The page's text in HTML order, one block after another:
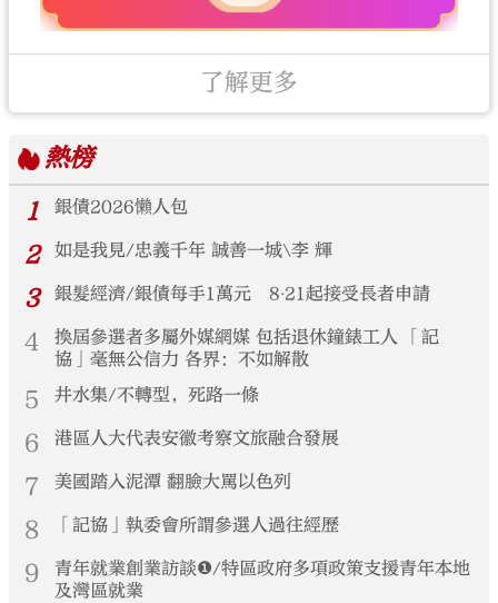
了解更多
熱榜
1
銀債2026懶人包
2 如是我見/忠義千年 誠善一城\李 輝
3 銀髮經濟/銀債每手1萬元 8‧21起接受長者申請
4
換屆參選者多屬外媒網媒 包括退休鐘錶工人 「記
協」毫無公信力 各界：不如解散
5 井水集/不轉型，死路一條
6 港區人大代表安徽考察文旅融合發展
7 美國踏入泥潭 翻臉大罵以色列
8 「記協」執委會所謂參選人過往經歷
9
青年就業創業訪談❶/特區政府多項政策支援青年本地
及灣區就業